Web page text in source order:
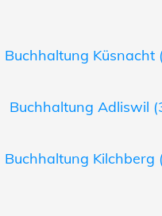
Buchhaltung Küsnacht
Buchhaltung Adliswil
Buchhaltung Kilchberg